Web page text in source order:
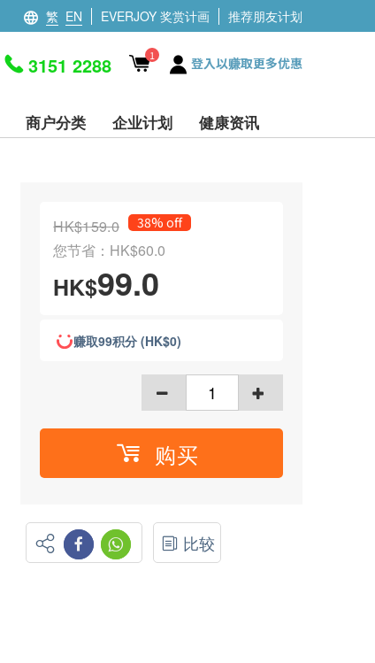
繁 EN EVERJOY 奖赏计画 推荐朋友计划
3151 2288 1 登入以赚取更多优惠
商户分类 企业计划 健康资讯
HK$159.0 38% off
您节省：HK$60.0
HK$99.0
赚取99积分 (HK$0)
购买
比较